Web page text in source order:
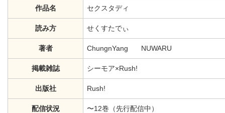
作品名 セクスタディ
読み方 せくすたでぃ
著者 ChungnYang NUWARU
掲載雑誌 シーモア×Rush!
出版社 Rush!
配信状況 〜12巻（先行配信中）